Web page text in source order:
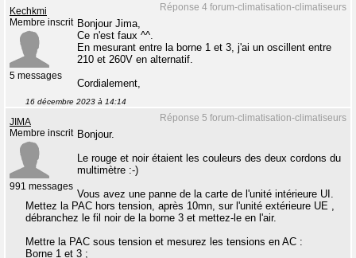
Réponse 4 forum-climatisation-climatiseurs
Kechkmi
Membre inscrit
5 messages
Bonjour Jima,
Ce n'est faux ^^.
En mesurant entre la borne 1 et 3, j'ai un oscillent entre
210 et 260V en alternatif.
Cordialement,
16 décembre 2023 à 14:14
Réponse 5 forum-climatisation-climatiseurs
JIMA
Membre inscrit
991 messages
Bonjour.
Le rouge et noir étaient les couleurs des deux cordons du
multimètre :-)
Vous avez une panne de la carte de l'unité intérieure UI.
Mettez la PAC hors tension, après 10mn, sur l'unité extérieure UE ,
débranchez le fil noir de la borne 3 et mettez-le en l'air.
Mettre la PAC sous tension et mesurez les tensions en AC :
Borne 1 et 3 ;